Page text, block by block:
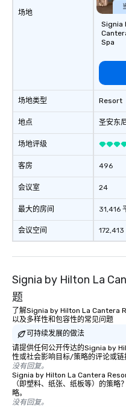
场地
场地类型
地点
场地评级
客房
会议室
最大的房间
会议空间
Signia
Spa
Resort
圣安东
496
24
31,416
172,413
Signia by Hilton La
题
了解Signia by Hilton La Cantera
以及多样性和包容性的常见问题
可持续发展的做法
请提供任何公开传达的Signia by
性或社会影响目标/策略的评论或链
没有回复。
Signia by Hilton La Cantera
（即塑料、纸张、纸板等）的策
略。
没有回复。